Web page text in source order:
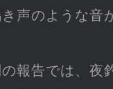
声のような音
の報告では、夜